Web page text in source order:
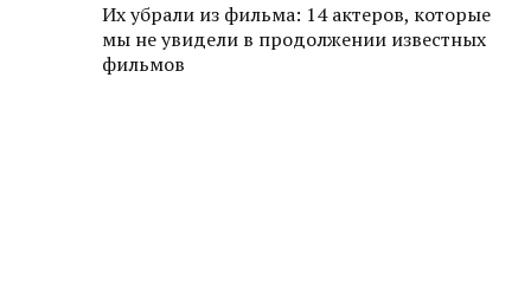
Их убрали из фильма: 14 актеров, которые
мы не увидели в продолжении известных
фильмов